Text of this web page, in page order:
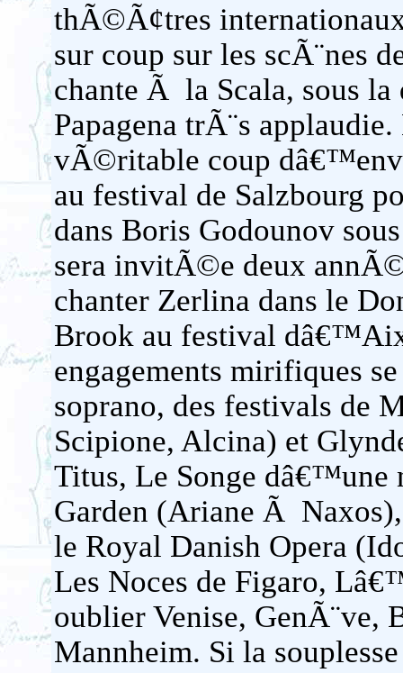
thÃ©Ã¢tres
sur coup sur les scÃ¨nes
chante Ã la Scala, sous
Papagena trÃ¨s
vÃ©ritable coup
au festival de Salzbourg
dans Boris Godounov
sera invitÃ©e deux
chanter Zerlina dans le
Brook au festival
engagements mirifiques
soprano, des festivals de
Scipione, Alcina) et
Titus, Le Songe
Garden (Ariane Ã
le Royal Danish Opera
Les Noces de Figaro,
oublier Venise, GenÃ¨ve,
Mannheim. Si la